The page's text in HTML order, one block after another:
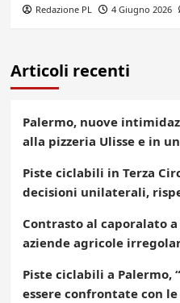
Redazione PL 4 Giugno 2026
Articoli recenti
Palermo, nuove
alla pizzeria Ulisse e in
Piste ciclabili in Terza
decisioni unilaterali,
Contrasto al caporalato
aziende agricole
Piste ciclabili a Palermo,
essere confrontate con